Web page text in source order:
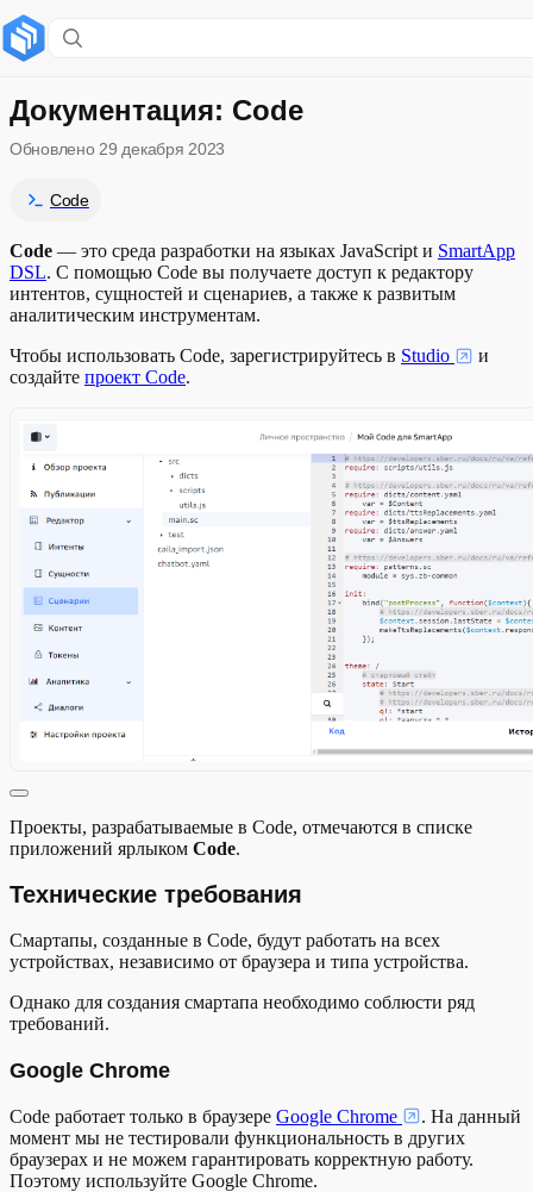
Технические требования
Google Chrome
Использование на ПК
Стабильный интернет
Документация: Code
Обновлено 29 декабря 2023
Code
Code — это среда разработки на языках JavaScript и SmartApp
DSL. С помощью Code вы получаете доступ к редактору
интентов, сущностей и сценариев, а также к развитым
аналитическим инструментам.
Чтобы использовать Code, зарегистрируйтесь в Studio
и
создайте проект Code.
Проекты, разрабатываемые в Code, отмечаются в списке
приложений ярлыком Code.
Технические требования
Смартапы, созданные в Code, будут работать на всех
устройствах, независимо от браузера и типа устройства.
Однако для создания смартапа необходимо соблюсти ряд
требований.
Google Chrome
Code работает только в браузере Google Chrome
. На данный
момент мы не тестировали функциональность в других
браузерах и не можем гарантировать корректную работу.
Поэтому используйте Google Chrome.